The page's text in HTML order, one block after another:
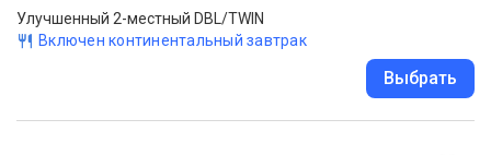
Улучшенный 2-местный DBL/TWIN
Включен континентальный завтрак
Выбрать